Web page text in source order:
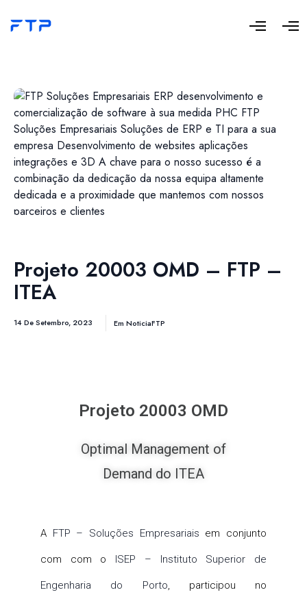
Projeto 20003 OMD – FTP –
ITEA
14 De Setembro, 2023 Em NoticiaFTP
Projeto 20003 OMD
Optimal Management of
Demand do ITEA
A FTP – Soluções Empresariais em conjunto
com com o ISEP – Instituto Superior de
Engenharia do Porto, participou no